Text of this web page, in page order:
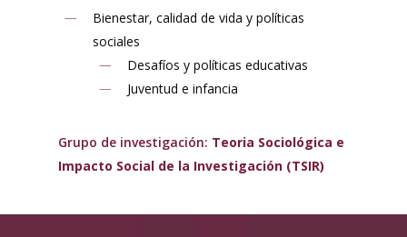
Bienestar, calidad de vida y políticas
sociales
Desafíos y políticas educativas
Juventud e infancia
Grupo de investigación: Teoria Sociológica e
Impacto Social de la Investigación (TSIR)